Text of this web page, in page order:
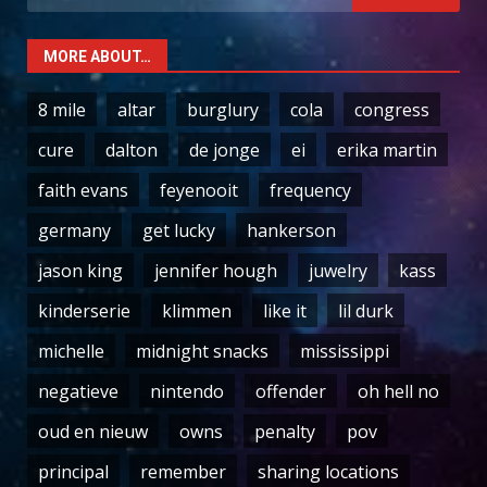
for:
MORE ABOUT…
8 mile altar burglury cola
congress
cure
dalton de jonge ei
erika martin
faith evans
feyenooit
frequency
germany
get lucky
hankerson
jason king
jennifer hough juwelry
kass
kinderserie
klimmen like it
lil durk
michelle
midnight snacks
mississippi
negatieve
nintendo offender
oh hell no
oud en nieuw
owns penalty
pov
principal
remember sharing locations